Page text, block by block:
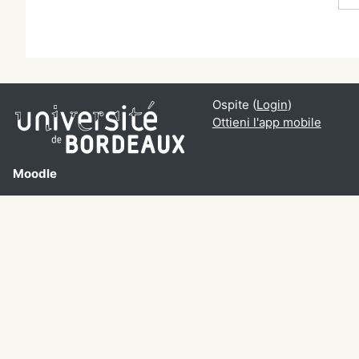
Moodle
Ospite (Login)
Ottieni l'app mobile